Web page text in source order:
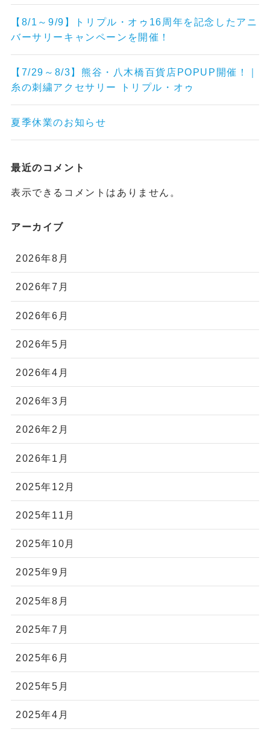
【8/1～9/9】トリプル・オゥ16周年を記念したアニ
バーサリーキャンペーンを開催！
【7/29～8/3】熊谷・八木橋百貨店POPUP開催！｜
糸の刺繍アクセサリー トリプル・オゥ
夏季休業のお知らせ
最近のコメント
表示できるコメントはありません。
アーカイブ
2026年8月
2026年7月
2026年6月
2026年5月
2026年4月
2026年3月
2026年2月
2026年1月
2025年12月
2025年11月
2025年10月
2025年9月
2025年8月
2025年7月
2025年6月
2025年5月
2025年4月